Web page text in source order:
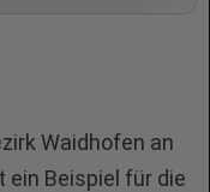
Waidhofen an
ein Beispiel für die